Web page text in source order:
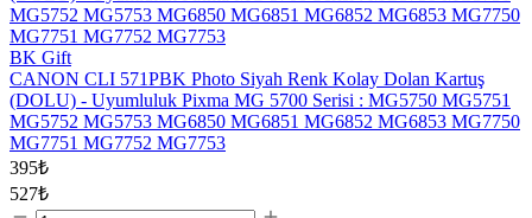
BK Gift
CANON CLI 571PBK Photo Siyah Renk Kolay Dolan Kartuş
(DOLU) - Uyumluluk Pixma MG 5700 Serisi : MG5750 MG5751
MG5752 MG5753 MG6850 MG6851 MG6852 MG6853 MG7750
MG7751 MG7752 MG7753
395₺
527₺